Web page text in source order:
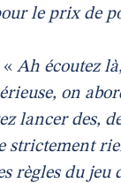
le prix de
Ah écoutez
on
lancer des,
strictement
règles du jeu